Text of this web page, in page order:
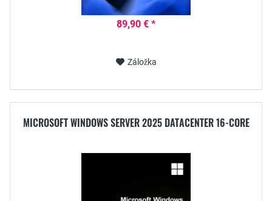
89,90 € *
Záložka
MICROSOFT WINDOWS SERVER 2025 DATACENTER 16-CORE